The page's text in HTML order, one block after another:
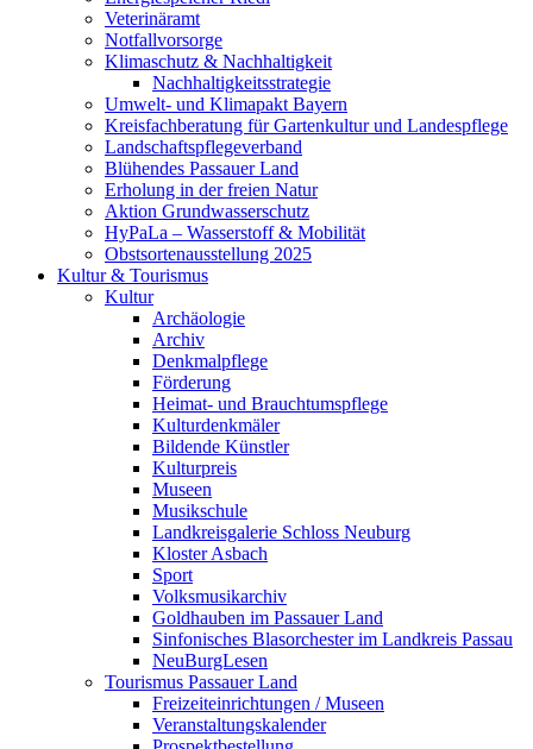
Veterinäramt
Notfallvorsorge
Klimaschutz & Nachhaltigkeit
Nachhaltigkeitsstrategie
Umwelt- und Klimapakt Bayern
Kreisfachberatung für Gartenkultur und Landespflege
Landschaftspflegeverband
Blühendes Passauer Land
Erholung in der freien Natur
Aktion Grundwasserschutz
HyPaLa – Wasserstoff & Mobilität
Obstsortenausstellung 2025
Kultur & Tourismus
Kultur
Archäologie
Archiv
Denkmalpflege
Förderung
Heimat- und Brauchtumspflege
Kulturdenkmäler
Bildende Künstler
Kulturpreis
Museen
Musikschule
Landkreisgalerie Schloss Neuburg
Kloster Asbach
Sport
Volksmusikarchiv
Goldhauben im Passauer Land
Sinfonisches Blasorchester im Landkreis Passau
NeuBurgLesen
Tourismus Passauer Land
Freizeiteinrichtungen / Museen
Veranstaltungskalender